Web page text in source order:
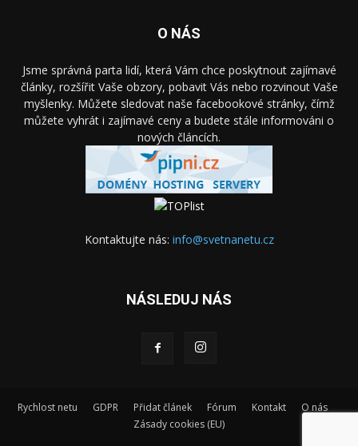
O NÁS
Jsme správná parta lidí, která Vám chce poskytnout zajímavé
články, rozšířit Vaše obzory, pobavit Vás nebo rozvinout Vaše
myšlenky. Můžete sledovat naše facebookové stránky, čímž
můžete vyhrát i zajímavé ceny a budete stále informováni o
nových článcích.
Kontaktujte nás: info@svetnanetu.cz
NÁSLEDUJ NÁS
Rychlost netu GDPR Přidat článek Fórum Kontakt
O nás
Zásady cookies (EU)